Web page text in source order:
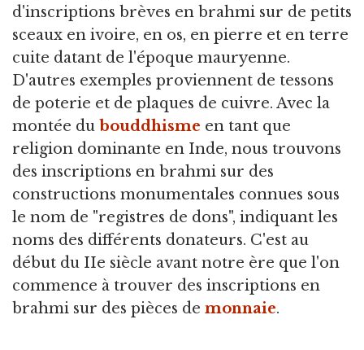
d'inscriptions brèves en brahmi sur de petits
sceaux en ivoire, en os, en pierre et en terre
cuite datant de l'époque mauryenne.
D'autres exemples proviennent de tessons
de poterie et de plaques de cuivre. Avec la
montée du bouddhisme en tant que
religion dominante en Inde, nous trouvons
des inscriptions en brahmi sur des
constructions monumentales connues sous
le nom de "registres de dons", indiquant les
noms des différents donateurs. C'est au
début du IIe siècle avant notre ère que l'on
commence à trouver des inscriptions en
brahmi sur des pièces de monnaie.